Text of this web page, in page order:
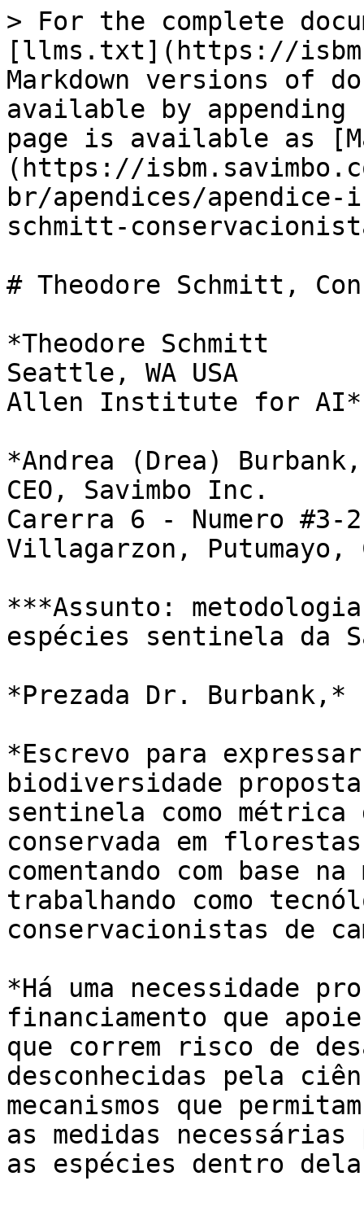
> For the complete
[llms.txt](https://
Markdown versions of
available by
page is available as
(https://
br/apendices/
schmitt-
# Theodore Schmitt,
*Theodore Schmitt
Seattle, WA USA
Allen Institute for AI*
*Andrea (Drea) Burbank,
CEO, Savimbo Inc.
Carerra 6 - Numero #3-
Villagarzon, Putumayo,
***Assunto:
espécies sentinela da
*Prezada Dr. Burbank,*
*Escrevo para
biodiversidade
sentinela como
conservada em
comentando com base
trabalhando como
conservacionistas de
*Há uma necessidade
financiamento que
que correm risco de
desconhecidas pela
mecanismos que
as medidas
as espécies dentro